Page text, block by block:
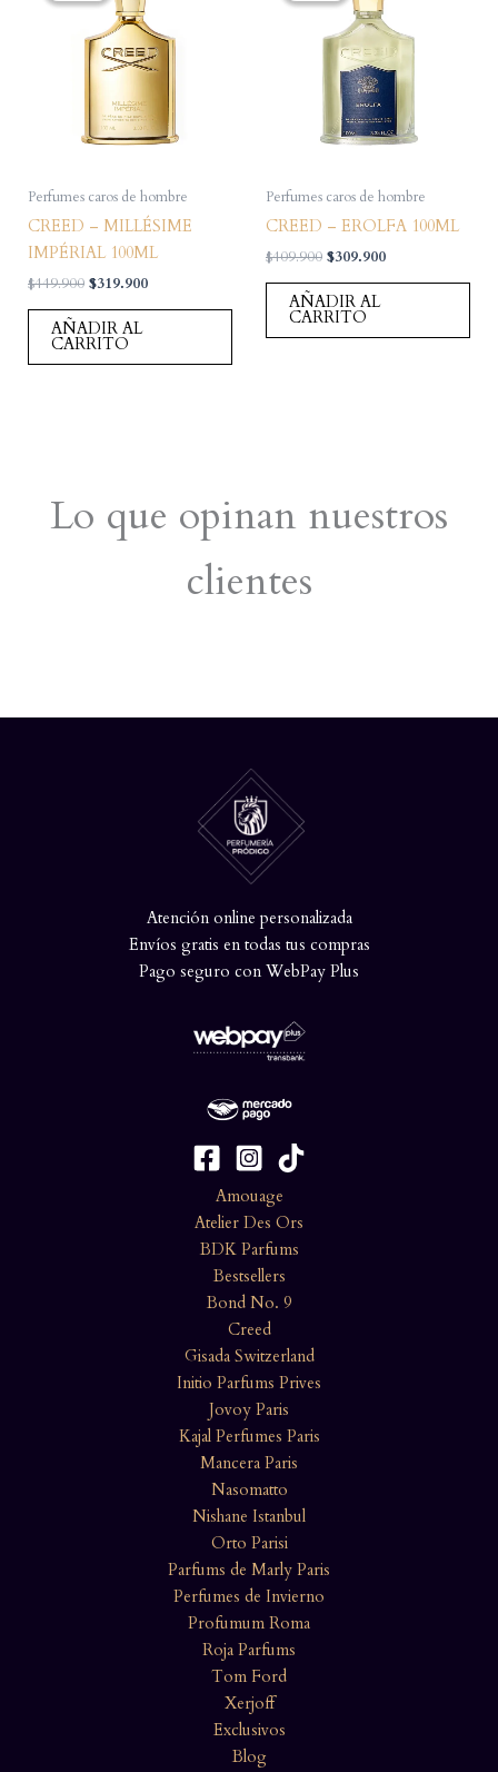
Perfumes caros de hombre
CREED – MILLÉSIME
IMPÉRIAL 100ML
$449.900 El
original
era:
$319.900El
AÑADIR AL
CARRITO
Perfumes caros de hombre
CREED – EROLFA 100ML
$409.900 El
original
era:
$309.900El
AÑADIR AL
CARRITO
Lo que opinan nuestros
clientes
Atención online personalizada
Envíos gratis en todas tus compras
Pago seguro con WebPay Plus
Amouage
Atelier Des Ors
BDK Parfums
Bestsellers
Bond No. 9
Creed
Gisada Switzerland
Initio Parfums Prives
Jovoy Paris
Kajal Perfumes Paris
Mancera Paris
Nasomatto
Nishane Istanbul
Orto Parisi
Parfums de Marly Paris
Perfumes de Invierno
Profumum Roma
Roja Parfums
Tom Ford
Xerjoff
Exclusivos
Blog